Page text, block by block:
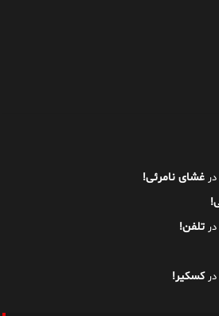
در غشای نامرئی!
در تلفن!
درکسکیر!